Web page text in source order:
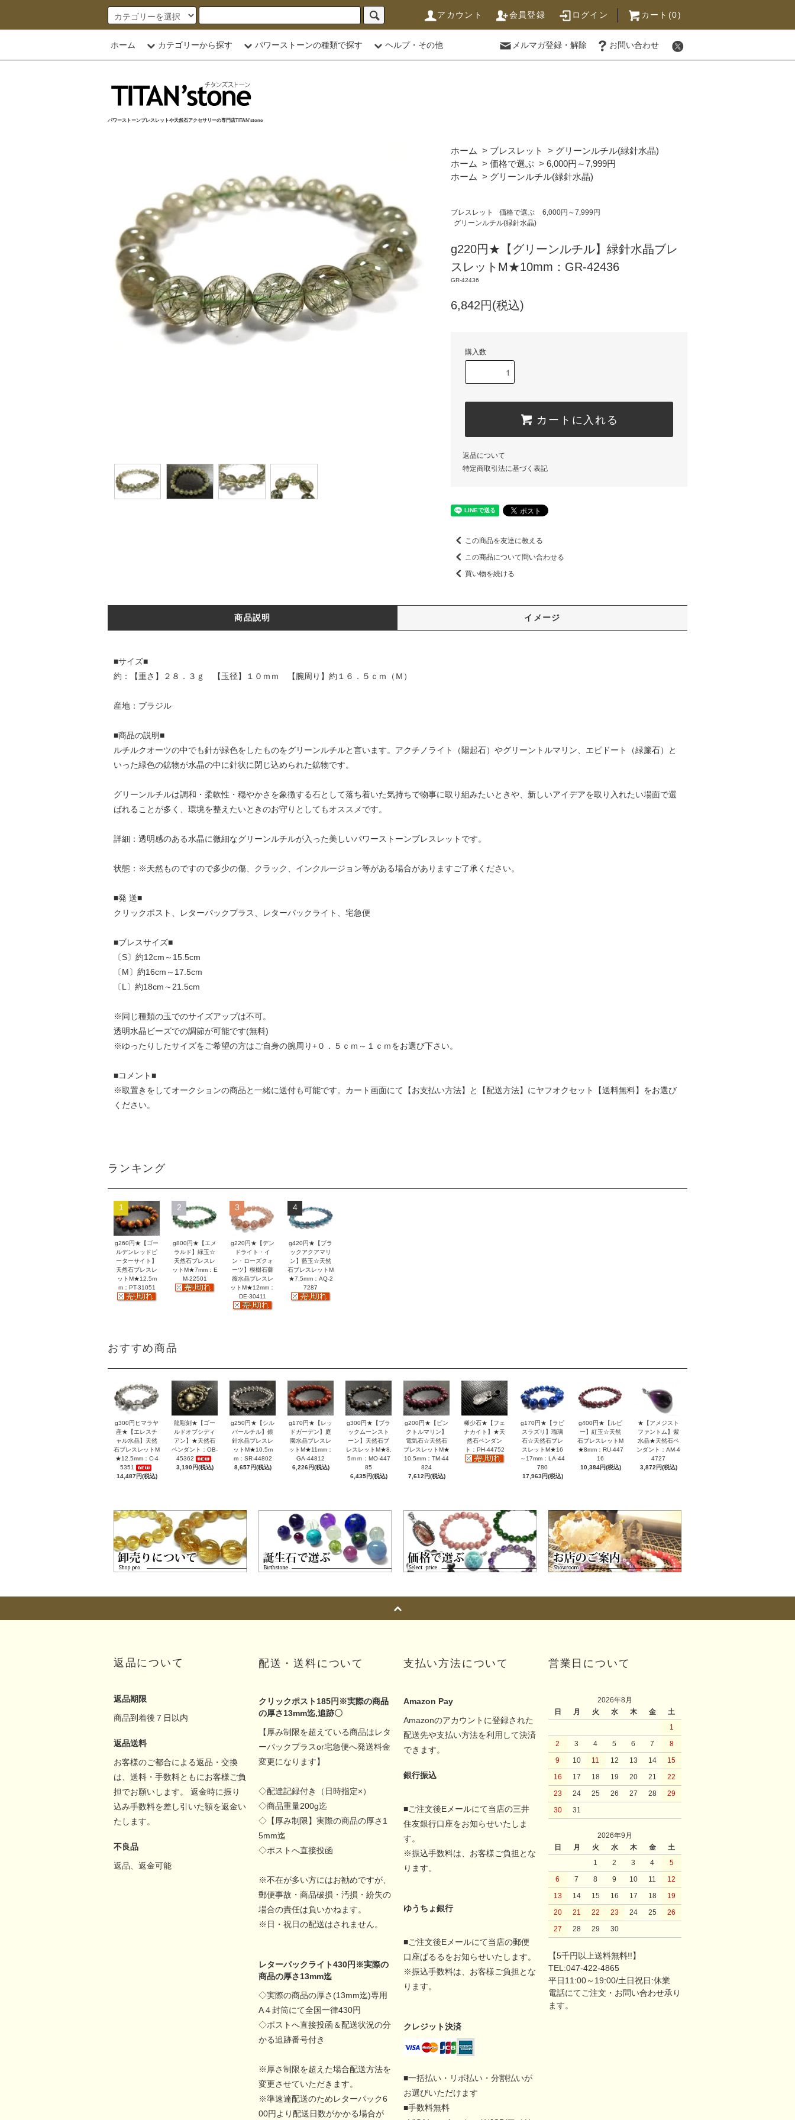
アカウント 会員登録 ログイン カート(0)
ホーム カテゴリーから探す パワーストーンの種類で探す ヘルプ・その他 メルマガ登録・解除 お問い合わせ
パワーストーンブレスレットや天然石アクセサリーの専門店TITAN'stone
ホーム > ブレスレット > グリーンルチル(緑針水晶)
ホーム > 価格で選ぶ > 6,000円～7,999円
ホーム > グリーンルチル(緑針水晶)
ブレスレット 価格で選ぶ
6,000円～7,999円
グリーンルチル(緑針水晶)
g220円★【グリーンルチル】緑針水晶ブレ
スレットM★10mm：GR-42436
GR-42436
6,842円(税込)
購入数
カートに入れる
返品について
特定商取引法に基づく表記
この商品を友達に教える
この商品について問い合わせる
買い物を続ける
商品説明 イメージ
■サイズ■
約：【重さ】２８．３ｇ 【玉径】１０ｍｍ 【腕周り】約１６．５ｃｍ（Ｍ）
産地：ブラジル
■商品の説明■
ルチルクオーツの中でも針が緑色をしたものをグリーンルチルと言います。アクチノライト（陽起石）やグリーントルマリン、エピドート（緑簾石）と
いった緑色の鉱物が水晶の中に針状に閉じ込められた鉱物です。
グリーンルチルは調和・柔軟性・穏やかさを象徴する石として落ち着いた気持ちで物事に取り組みたいときや、新しいアイデアを取り入れたい場面で選
ばれることが多く、環境を整えたいときのお守りとしてもオススメです。
詳細：透明感のある水晶に微細なグリーンルチルが入った美しいパワーストーンブレスレットです。
状態：※天然ものですので多少の傷、クラック、インクルージョン等がある場合がありますご了承ください。
■発 送■
クリックポスト、レターパックプラス、レターパックライト、宅急便
■ブレスサイズ■
〔S〕約12cm～15.5cm
〔M〕約16cm～17.5cm
〔L〕約18cm～21.5cm
※同じ種類の玉でのサイズアップは不可。
透明水晶ビーズでの調節が可能です(無料)
※ゆったりしたサイズをご希望の方はご自身の腕周り+０．５ｃｍ～１ｃｍをお選び下さい。
■コメント■
※取置きをしてオークションの商品と一緒に送付も可能です。カート画面にて【お支払い方法】と【配送方法】にヤフオクセット【送料無料】をお選び
ください。
ランキング
1
g260円★【ゴー
ルデンレッドピ
ーターサイト】
天然石ブレスレ
ットM★12.5m
m：PT-31051
2
g800円★【エメ
ラルド】緑玉☆
天然石ブレスレ
ットM★7mm：E
M-22501
3
g220円★【デン
ドライト・イ
ン・ローズクォ
ーツ】模樹石薔
薇水晶ブレスレ
ットM★12mm：
DE-30411
4
g420円★【ブラ
ックアクアマリ
ン】藍玉☆天然
石ブレスレットM
★7.5mm：AQ-2
7287
おすすめ商品
g300円ヒマラヤ
産★【エレスチ
ャル水晶】天然
石ブレスレットM
★12.5mm：C-4
5351
14,487円(税込)
龍彫刻★【ゴー
ルドオブシディ
アン】★天然石
ペンダント：OB-
45362
3,190円(税込)
g250円★【シル
バールチル】銀
針水晶ブレスレ
ットM★10.5m
m：SR-44802
8,657円(税込)
g170円★【レッ
ドガーデン】庭
園水晶ブレスレ
ットM★11mm：
GA-44812
6,226円(税込)
g300円★【ブラ
ックムーンスト
ーン】天然石ブ
レスレットM★8.
5ｍｍ：MO-447
85
6,435円(税込)
g200円★【ピン
クトルマリン】
電気石☆天然石
ブレスレットM★
10.5mm：TM-44
824
7,612円(税込)
稀少石★【フェ
ナカイト】★天
然石ペンダン
ト：PH-44752
g170円★【ラピ
スラズリ】瑠璃
石☆天然石ブレ
スレットM★16
～17mm：LA-44
780
17,963円(税込)
g400円★【ルビ
ー】紅玉☆天然
石ブレスレットM
★8mm：RU-447
16
10,384円(税込)
★【アメジスト
ファントム】紫
水晶★天然石ペ
ンダント：AM-4
4727
3,872円(税込)
返品について
返品期限
商品到着後７日以内
返品送料
お客様のご都合による返品・交換
は、送料・手数料ともにお客様ご負
担でお願いします。 返金時に振り
込み手数料を差し引いた額を返金い
たします。
不良品
返品、返金可能
配送・送料について
クリックポスト185円※実際の商品
の厚さ13mm迄,追跡〇
【厚み制限を超えている商品はレタ
ーパックプラスor宅急便へ発送料金
変更になります】
◇配達記録付き（日時指定×）
◇商品重量200g迄
◇【厚み制限】実際の商品の厚さ1
5mm迄
◇ポストへ直接投函
※不在が多い方にはお勧めですが、
郵便事故・商品破損・汚損・紛失の
場合の責任は負いかねます。
※日・祝日の配送はされません。
レターパックライト430円※実際の
商品の厚さ13mm迄
◇実際の商品の厚さ(13mm迄)専用
A４封筒にて全国一律430円
◇ポストへ直接投函＆配送状況の分
かる追跡番号付き
※厚さ制限を超えた場合配送方法を
変更させていただきます。
※準速達配送のためレターパック6
00円より配送日数がかかる場合が
支払い方法について
Amazon Pay
Amazonのアカウントに登録された
配送先や支払い方法を利用して決済
できます。
銀行振込
■ご注文後Eメールにて当店の三井
住友銀行口座をお知らせいたしま
す。
※振込手数料は、お客様ご負担とな
ります。
ゆうちょ銀行
■ご注文後Eメールにて当店の郵便
口座ぱるるをお知らせいたします。
※振込手数料は、お客様ご負担とな
ります。
クレジット決済
■一括払い・リボ払い・分割払いが
お選びいただけます
■手数料無料
営業日について
2026年8月
日
月 火 水 木 金
土
1
2
3 4 5 6 7
8
9
10 11 12 13 14
15
16
17 18 19 20 21
22
23
24 25 26 27 28
29
30
31
2026年9月
日
月 火 水 木 金
土
1
2 3 4
5
6
7 8 9 10 11
12
13
14 15 16 17 18
19
20
21 22 23 24 25
26
27
28 29 30
【5千円以上送料無料!!】
TEL:047-422-4865
平日11:00～19:00/土日祝日:休業
電話にてご注文・お問い合わせ承り
ます。